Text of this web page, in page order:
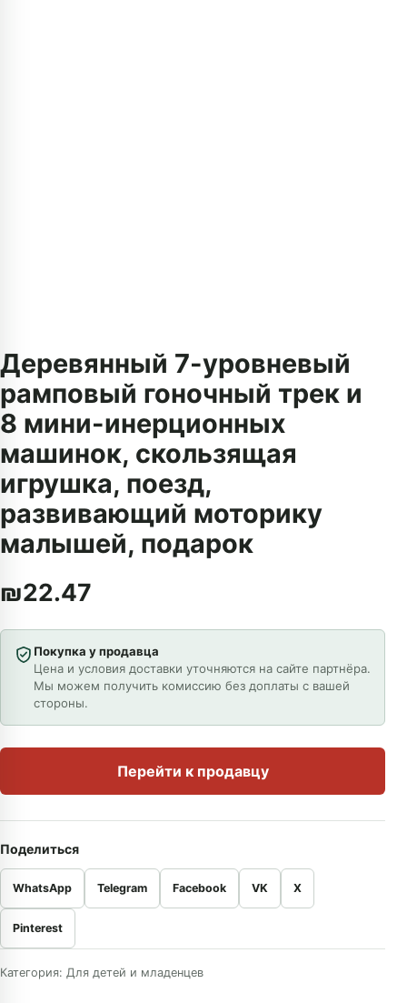
Деревянный 7-уровневый
рамповый гоночный трек и
8 мини-инерционных
машинок, скользящая
игрушка, поезд,
развивающий моторику
малышей, подарок
₪22.47
Покупка у продавца
Цена и условия доставки уточняются на сайте партнёра.
Мы можем получить комиссию без доплаты с вашей
стороны.
Перейти к продавцу
Поделиться
WhatsApp Telegram Facebook VK X
Pinterest
Категория: Для детей и младенцев